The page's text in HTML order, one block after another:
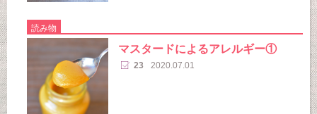
読み物
マスタードによるアレルギー①
23 2020.07.01